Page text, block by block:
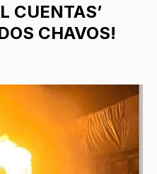
CUENTAS’
CHAVOS!